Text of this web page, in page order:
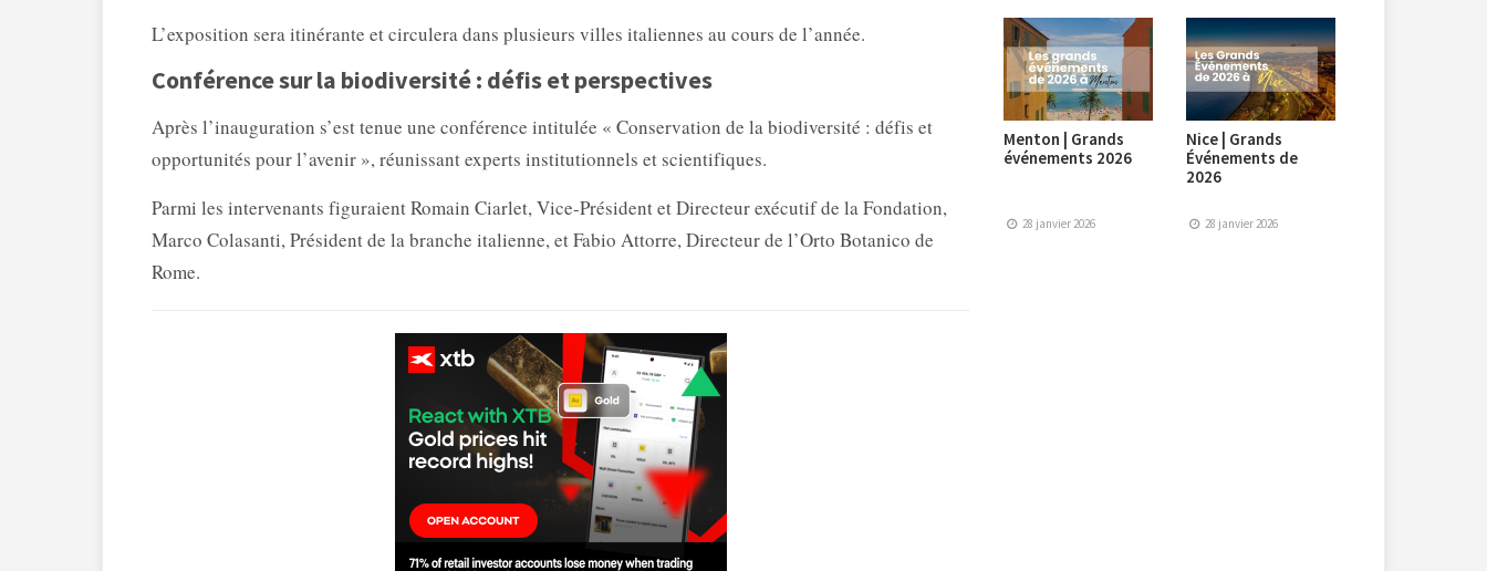
L’exposition sera itinérante et circulera dans plusieurs villes italiennes au cours de l’année.
Conférence sur la biodiversité : défis et perspectives
Après l’inauguration s’est tenue une conférence intitulée « Conservation de la biodiversité : défis et
opportunités pour l’avenir », réunissant experts institutionnels et scientifiques.
Parmi les intervenants figuraient Romain Ciarlet, Vice-Président et Directeur exécutif de la Fondation,
Marco Colasanti, Président de la branche italienne, et Fabio Attorre, Directeur de l’Orto Botanico de
Rome.
Menton | Grands
événements 2026
28 janvier 2026
Nice | Grands
Événements de
2026
28 janvier 2026